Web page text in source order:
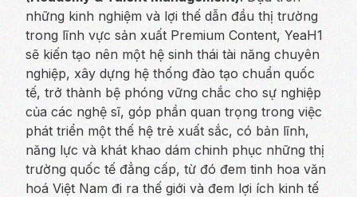
những kinh nghiệm và lợi thế dẫn đầu thị trường
trong lĩnh vực sản xuất Premium Content, YeaH1
sẽ kiến tạo nên một hệ sinh thái tài năng chuyên
nghiệp, xây dựng hệ thống đào tạo chuẩn quốc
tế, trở thành bệ phóng vững chắc cho sự nghiệp
của các nghệ sĩ, góp phần quan trọng trong việc
phát triển một thế hệ trẻ xuất sắc, có bản lĩnh,
năng lực và khát khao dám chinh phục những thị
trường quốc tế đẳng cấp, từ đó đem tinh hoa văn
hoá Việt Nam đi ra thế giới và đem lợi ích kinh tế